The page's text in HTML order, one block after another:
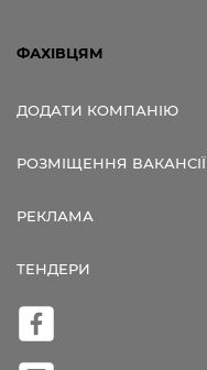
ФАХІВЦЯМ
ДОДАТИ КОМПАНІЮ
РОЗМІЩЕННЯ ВАКАНСІЇ
РЕКЛАМА
ТЕНДЕРИ